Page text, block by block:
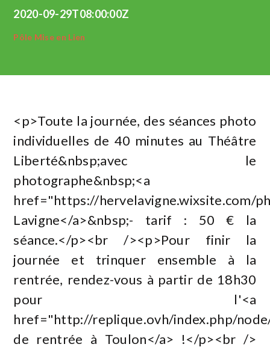
2020-09-29T08:00:00Z
Pôle Mise en Lien
<p>Toute la journée, des séances photo
individuelles de 40 minutes au Théâtre
Liberté&nbsp;avec le
photographe&nbsp;<a
href="https://hervelavigne.wixsite.com/
Lavigne</a>&nbsp;- tarif : 50 € la
séance.</p><br /><p>Pour finir la
journée et trinquer ensemble à la
rentrée, rendez-vous à partir de 18h30
pour l'<a
href="http://replique.ovh/index.php/
de rentrée à Toulon</a> !</p><br />